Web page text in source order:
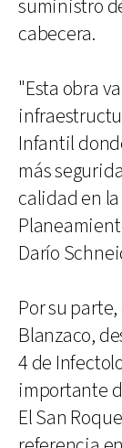
suministro
cabecera.
"Esta obra
Infantil
más
calidad en
Darío
Por su
Blanzaco,
4 de
importante
El San